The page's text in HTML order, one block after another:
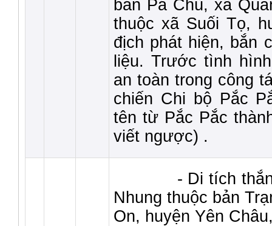
bản Pá Chù, xã
thuộc xã Suối Tọ,
địch phát hiện, bắn
liệu. Trước tình
an toàn trong công
chiến Chi bộ Pắc
tên từ Pắc Pắc
viết ngược) .
- Di tích thắng
Nhung thuộc bản
On, huyện Yên